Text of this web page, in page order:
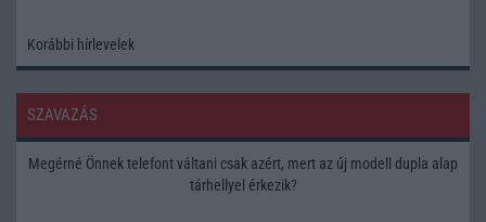
Korábbi hírlevelek
SZAVAZÁS
Megérné Önnek telefont váltani csak azért, mert az új modell dupla alap
tárhellyel érkezik?